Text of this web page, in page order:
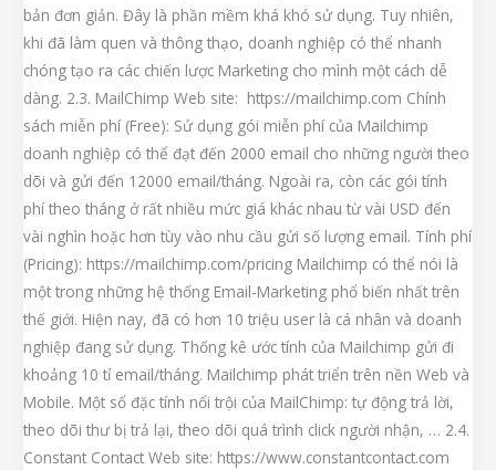
bản đơn giản. Đây là phần mềm khá khó sử dụng. Tuy nhiên,
khi đã làm quen và thông thạo, doanh nghiệp có thể nhanh
chóng tạo ra các chiến lược Marketing cho mình một cách dễ
dàng. 2.3. MailChimp Web site: https://mailchimp.com Chính
sách miễn phí (Free): Sử dụng gói miễn phí của Mailchimp
doanh nghiệp có thể đạt đến 2000 email cho những người theo
dõi và gửi đến 12000 email/tháng. Ngoài ra, còn các gói tính
phí theo tháng ở rất nhiều mức giá khác nhau từ vài USD đến
vài nghìn hoặc hơn tùy vào nhu cầu gửi số lượng email. Tính phí
(Pricing): https://mailchimp.com/pricing Mailchimp có thể nói là
một trong những hệ thống Email-Marketing phổ biến nhất trên
thế giới. Hiện nay, đã có hơn 10 triệu user là cá nhân và doanh
nghiệp đang sử dụng. Thống kê ước tính của Mailchimp gửi đi
khoảng 10 tỉ email/tháng. Mailchimp phát triển trên nền Web và
Mobile. Một sổ đặc tính nổi trội của MailChimp: tự động trả lời,
theo dõi thư bị trả lại, theo dõi quá trình click người nhận, … 2.4.
Constant Contact Web site: https://www.constantcontact.com